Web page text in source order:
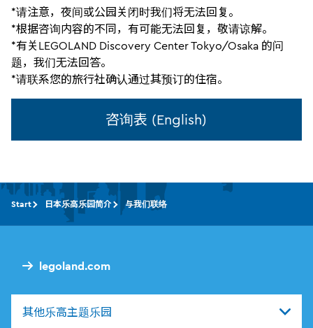
*请注意，夜间或公园关闭时我们将无法回复。
*根据咨询内容的不同，有可能无法回复，敬请谅解。
*有关LEGOLAND Discovery Center Tokyo/Osaka 的问
题，我们无法回答。
*请联系您的旅行社确认通过其预订的住宿。
咨询表 (English)
legoland.com
其他乐高主题乐园
Start 日本乐高乐园简介 与我们联络